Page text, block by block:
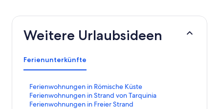
Weitere Urlaubsideen
Ferienunterkünfte
Ferienwohnungen in Römische Küste
L
i
n
Ferienwohnungen in Strand von Tarquinia
L
iFerienwohnungen in Freier Strand
L